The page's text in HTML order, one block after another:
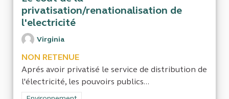
privatisation/renationalisation de
l'electricité
Virginia
NON RETENUE
Aprés avoir privatisé le service de distribution de
l'électricité, les pouvoirs publics...